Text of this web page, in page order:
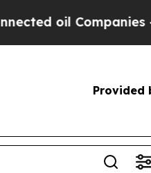
oil Companies —
Provided